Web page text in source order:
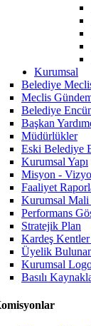
Kurumsal
Belediye
Meclis
Belediye
Başkan
Müdürlükler
Eski Belediye
Kurumsal Yapı
Misyon -
Faaliyet
Kurumsal Mali
Performans
Stratejik Plan
Kardeş
Üyelik
Kurumsal
Basılı